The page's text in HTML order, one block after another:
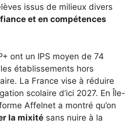
issus de milieux divers
et en compétences
ont un IPS moyen de 74
établissements hors
La France vise à réduire
scolaire d’ici 2027. En Île-
Affelnet a montré qu’on
la mixité sans nuire à la